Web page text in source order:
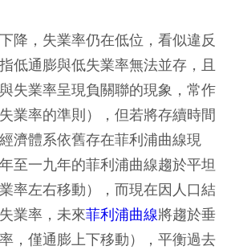
降，失業率仍在低位，看似違反
低通膨與低失業率無法並存，且
失業率呈現負關聯的現象，常作
業率的準則），但若將存續時間
濟體系依舊存在菲利浦曲線現
至一九年的菲利浦曲線趨於平坦
率左右移動），而現在因人口結
業率，未來菲利浦曲線將趨於垂
，僅通膨上下移動），平衡過去